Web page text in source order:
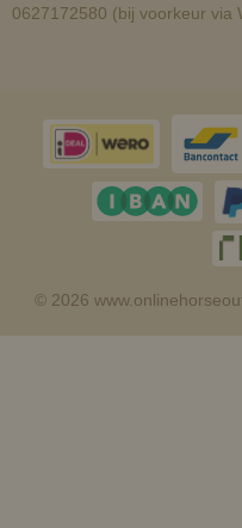
0627172580 (bij voorkeur via
© 2026